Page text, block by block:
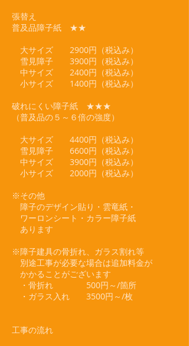
張替え
普及品障子紙 ★★
大サイズ 2900円（税込み）
雪見障子 3900円（税込み）
中サイズ 2400円（税込み）
小サイズ 1400円（税込み）
破れにくい障子紙 ★★★
（普及品の５～６倍の強度）
大サイズ 4400円（税込み）
雪見障子 6600円（税込み）
中サイズ 3900円（税込み）
小サイズ 2000円（税込み）
※その他
障子のデザイン貼り・雲竜紙・
ワーロンシート・カラー障子紙
あります
※障子建具の骨折れ、ガラス割れ等
別途工事が必要な場合は追加料金が
かかることがございます
・骨折れ 500円～/箇所
・ガラス入れ 3500円～/枚
工事の流れ